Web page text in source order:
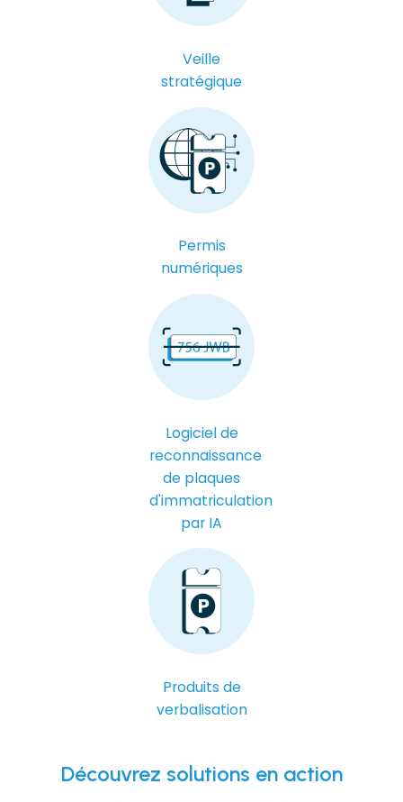
Veille
stratégique
Permis
numériques
Logiciel de
reconnaissance
de plaques
d'immatriculation
par IA
Produits de
verbalisation
Découvrez solutions en action